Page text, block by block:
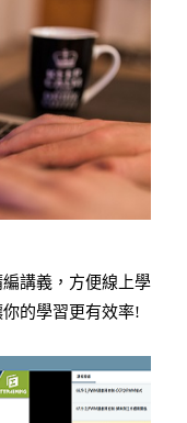
講義，方便線上學
的學習更有效率!